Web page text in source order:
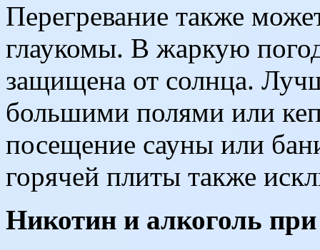
Перегревание также
глаукомы. В жаркую
защищена от солнца.
большими полями или
посещение сауны или
горячей плиты также
Никотин и алкоголь при